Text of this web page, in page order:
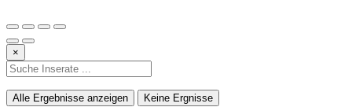
×
Alle Ergebnisse anzeigen Keine Ergnisse